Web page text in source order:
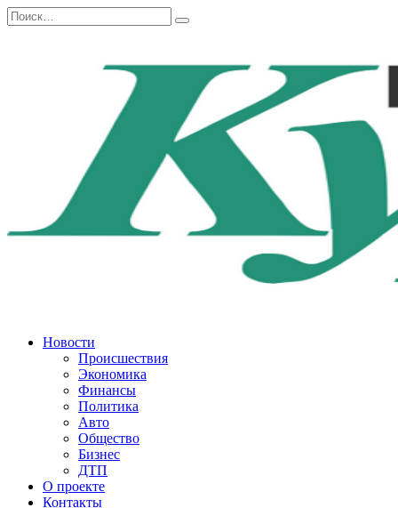
Перейти
к
Search
for:
Новости
Происшествия
Экономика
Финансы
Политика
Авто
Общество
Бизнес
ДТП
О проекте
Контакты